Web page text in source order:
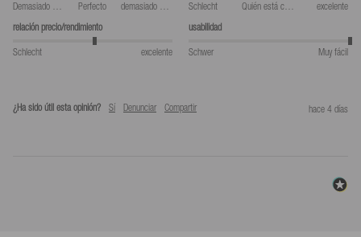
Demasiado pequeño Perfecto demasiado grande Schlecht Quién está comiendo
excelente
relación precio/rendimiento
Schlecht excelente
usabilidad
Schwer Muy fácil
¿Ha sido útil esta opinión? Sí Denunciar Compartir hace 4 días